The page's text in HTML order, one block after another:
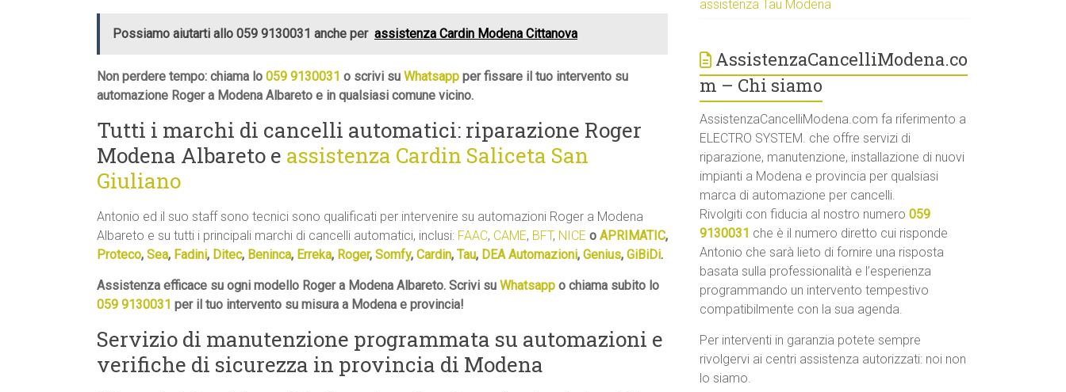
Possiamo aiutarti allo 059 9130031 anche per assistenza Cardin Modena Cittanova
Non perdere tempo: chiama lo 059 9130031 o scrivi su Whatsapp per fissare il tuo intervento su
automazione Roger a Modena Albareto e in qualsiasi comune vicino.
Tutti i marchi di cancelli automatici: riparazione Roger
Modena Albareto e assistenza Cardin Saliceta San
Giuliano
Antonio ed il suo staff sono tecnici sono qualificati per intervenire su automazioni Roger a Modena
Albareto e su tutti i principali marchi di cancelli automatici, inclusi: FAAC, CAME, BFT, NICE o APRIMATIC,
Proteco, Sea, Fadini, Ditec, Beninca, Erreka, Roger, Somfy, Cardin, Tau, DEA Automazioni, Genius, GiBiDi.
Assistenza efficace su ogni modello Roger a Modena Albareto. Scrivi su Whatsapp o chiama subito lo
059 9130031 per il tuo intervento su misura a Modena e provincia!
Servizio di manutenzione programmata su automazioni e
verifiche di sicurezza in provincia di Modena
assistenza Tau Modena
AssistenzaCancelliModena.co
m – Chi siamo
AssistenzaCancelliModena.com fa riferimento a
ELECTRO SYSTEM. che offre servizi di
riparazione, manutenzione, installazione di nuovi
impianti a Modena e provincia per qualsiasi
marca di automazione per cancelli.
Rivolgiti con fiducia al nostro numero059
9130031 che è il numero diretto cui risponde
Antonio che sarà lieto di fornire una risposta
basata sulla professionalità e l’esperienza
programmando un intervento tempestivo
compatibilmente con la sua agenda.
Per interventi in garanzia potete sempre
rivolgervi ai centri assistenza autorizzati: noi non
lo siamo.